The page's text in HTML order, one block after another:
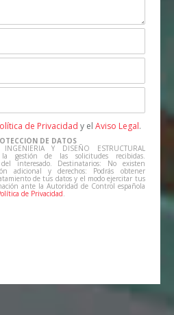
de Privacidad y el Aviso Legal.
DE DATOS
Y DISEÑO ESTRUCTURAL
gestión de las solicitudes recibidas.
interesado. Destinatarios: No existen
adicional y derechos: Podrás obtener
de tus datos y el modo ejercitar tus
ante la Autoridad de Control española
de Privacidad.